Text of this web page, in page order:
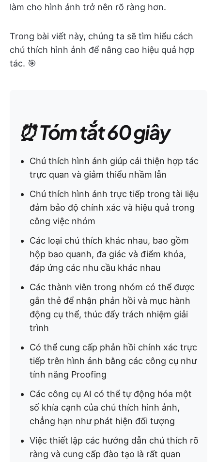
làm cho hình ảnh trở nên rõ ràng hơn.
Trong bài viết này, chúng ta sẽ tìm hiểu cách
chú thích hình ảnh để nâng cao hiệu quả hợp
tác. 🎯
⏰ Tóm tắt 60 giây
Chú thích hình ảnh giúp cải thiện hợp tác
trực quan và giảm thiểu nhầm lẫn
Chú thích hình ảnh trực tiếp trong tài liệu
đảm bảo độ chính xác và hiệu quả trong
công việc nhóm
Các loại chú thích khác nhau, bao gồm
hộp bao quanh, đa giác và điểm khóa,
đáp ứng các nhu cầu khác nhau
Các thành viên trong nhóm có thể được
gắn thẻ để nhận phản hồi và mục hành
động cụ thể, thúc đẩy trách nhiệm giải
trình
Có thể cung cấp phản hồi chính xác trực
tiếp trên hình ảnh bằng các công cụ như
tính năng Proofing
Các công cụ AI có thể tự động hóa một
số khía cạnh của chú thích hình ảnh,
chẳng hạn như phát hiện đối tượng
Việc thiết lập các hướng dẫn chú thích rõ
ràng và cung cấp đào tạo là rất quan